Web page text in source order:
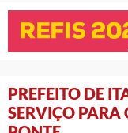
PREFEITO DE
SERVIÇO PARA